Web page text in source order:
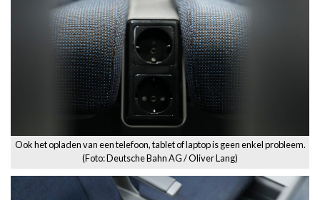
Ook het opladen van een telefoon, tablet of laptop is geen enkel probleem.
(Foto: Deutsche Bahn AG / Oliver Lang)